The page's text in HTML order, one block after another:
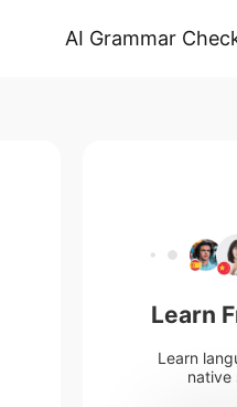
AI Grammar
Learn
Learn
native